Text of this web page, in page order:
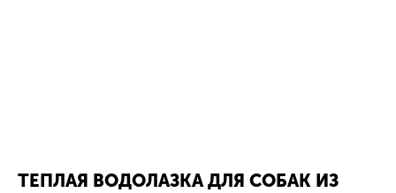
ТЕПЛАЯ ВОДОЛАЗКА ДЛЯ СОБАК ИЗ